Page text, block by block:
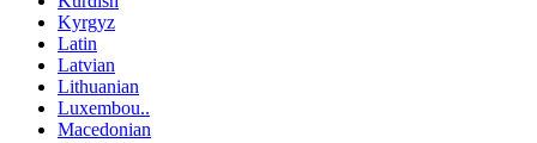
Kyrgyz
Latin
Latvian
Lithuanian
Luxembou..
Macedonian